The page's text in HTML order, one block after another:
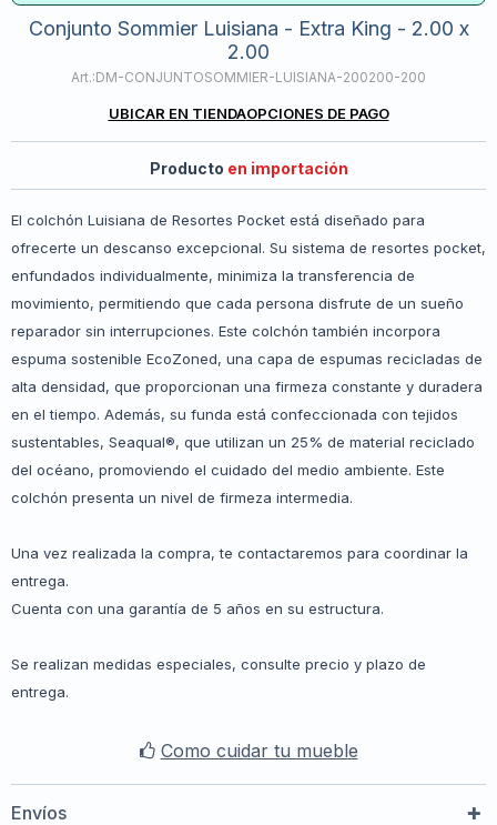
Conjunto Sommier Luisiana - Extra King - 2.00 x
2.00
DM-CONJUNTOSOMMIER-LUISIANA-200200-200
UBICAR EN TIENDAOPCIONES DE PAGO
Producto en importación
El colchón Luisiana de Resortes Pocket está diseñado para
ofrecerte un descanso excepcional. Su sistema de resortes pocket,
enfundados individualmente, minimiza la transferencia de
movimiento, permitiendo que cada persona disfrute de un sueño
reparador sin interrupciones. Este colchón también incorpora
espuma sostenible EcoZoned, una capa de espumas recicladas de
alta densidad, que proporcionan una firmeza constante y duradera
en el tiempo. Además, su funda está confeccionada con tejidos
sustentables, Seaqual®, que utilizan un 25% de material reciclado
del océano, promoviendo el cuidado del medio ambiente. Este
colchón presenta un nivel de firmeza intermedia.
Una vez realizada la compra, te contactaremos para coordinar la
entrega.
Cuenta con una garantía de 5 años en su estructura.
Se realizan medidas especiales, consulte precio y plazo de
entrega.
Como cuidar tu mueble
Envíos